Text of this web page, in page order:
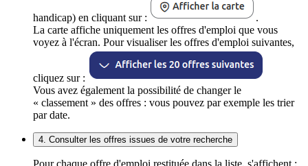
handicap) en cliquant sur :
.
La carte affiche uniquement les offres d'emploi que vous
voyez à l'écran. Pour visualiser les offres d'emploi suivantes,
cliquez sur :
Vous avez également la possibilité de changer le
« classement » des offres : vous pouvez par exemple les trier
par date.
4. Consulter les offres issues de votre recherche
Pour chaque offre d'emploi restituée dans la liste, s'affichent :